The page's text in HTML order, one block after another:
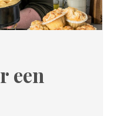
een